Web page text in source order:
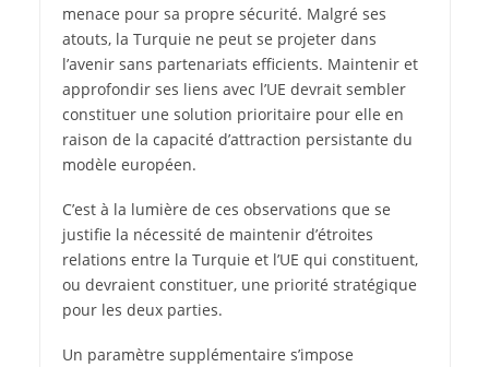
menace pour sa propre sécurité. Malgré ses
atouts, la Turquie ne peut se projeter dans
l’avenir sans partenariats efficients. Maintenir et
approfondir ses liens avec l’UE devrait sembler
constituer une solution prioritaire pour elle en
raison de la capacité d’attraction persistante du
modèle européen.
C’est à la lumière de ces observations que se
justifie la nécessité de maintenir d’étroites
relations entre la Turquie et l’UE qui constituent,
ou devraient constituer, une priorité stratégique
pour les deux parties.
Un paramètre supplémentaire s’impose